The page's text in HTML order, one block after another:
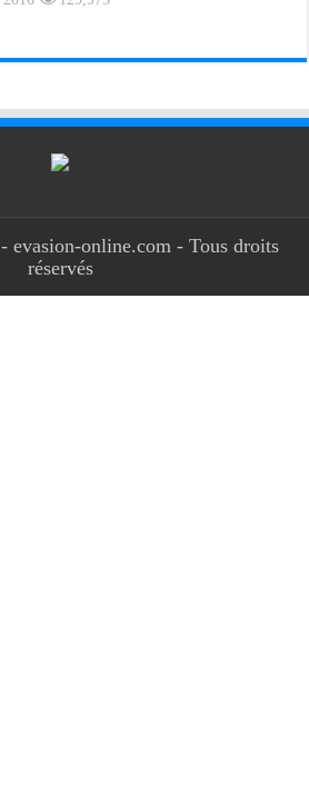
online.com - Tous droits
réservés